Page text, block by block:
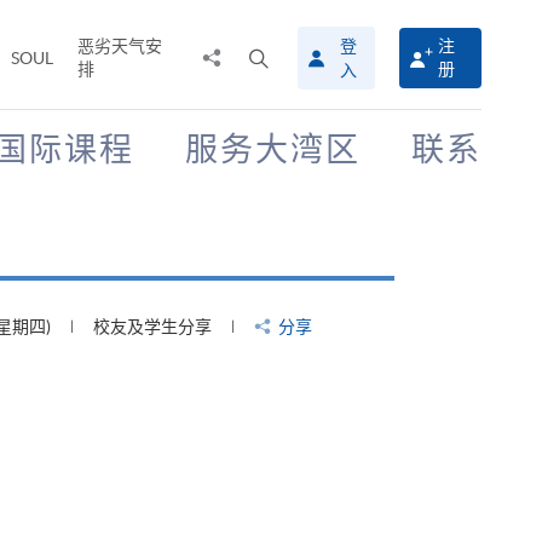
SOUL
恶劣天气安
排
搜
寻
介
登
入
注
册
国际课程 服务大湾区 联系
期四) 校友及学生分享 分享